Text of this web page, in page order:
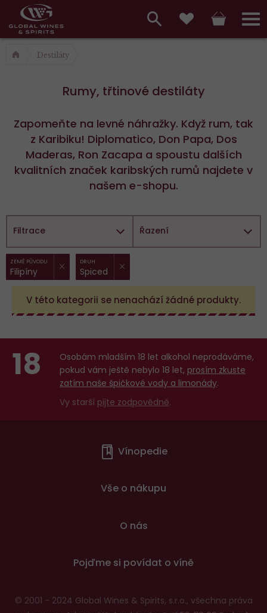
Hlavní
menu,
košík,Destiláty
Rumy, třtinové destiláty
Zapomeňte na levné náhražky. Když rum, tak
z Karibiku! Diplomatico, Don Papa, Dos
Maderas, Ron Zacapa a spoustu dalších
kvalitních značek karibských rumů najdete v
našem e-shopu.
Filtrace
Vybrané
filtry:
ZEMĚ PŮVODU
Filipíny
DRUH
Spiced
Řazení
V této kategorii se nenachází žádné produkty.
18
Osobám mladším 18 let alkohol neprodáváme,
pokud vám ještě nebylo 18 let, prosím zkuste
zatím naše špičkové vody a limonády.
Vy starší pijte zodpovědně.
Vínopedie
Vše o nákupu
O nás
Pojďme si povídat o víně
© 2001 - 2024 Global Wines & Spirits, s.r.o., všechna práva